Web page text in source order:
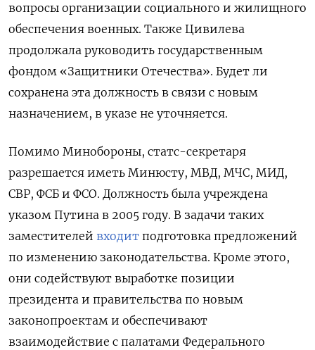
вопросы организации социального и жилищного
обеспечения военных. Также Цивилева
продолжала руководить государственным
фондом «Защитники Отечества». Будет ли
сохранена эта должность в связи с новым
назначением, в указе не уточняется.
Помимо Минобороны, статс-секретаря
разрешается иметь Минюсту, МВД, МЧС, МИД,
СВР, ФСБ и ФСО. Должность была учреждена
указом Путина в 2005 году. В задачи таких
заместителей входит подготовка предложений
по изменению законодательства. Кроме этого,
они содействуют выработке позиции
президента и правительства по новым
законопроектам и обеспечивают
взаимодействие с палатами Федерального